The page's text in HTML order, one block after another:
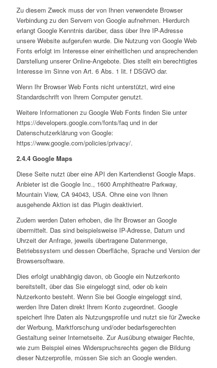
Zu diesem Zweck muss der von Ihnen verwendete Browser
Verbindung zu den Servern von Google aufnehmen. Hierdurch
erlangt Google Kenntnis darüber, dass über Ihre IP-Adresse
unsere Website aufgerufen wurde. Die Nutzung von Google Web
Fonts erfolgt im Interesse einer einheitlichen und ansprechenden
Darstellung unserer Online-Angebote. Dies stellt ein berechtigtes
Interesse im Sinne von Art. 6 Abs. 1 lit. f DSGVO dar.
Wenn Ihr Browser Web Fonts nicht unterstützt, wird eine
Standardschrift von Ihrem Computer genutzt.
Weitere Informationen zu Google Web Fonts finden Sie unter
https://developers.google.com/fonts/faq und in der
Datenschutzerklärung von Google:
https://www.google.com/policies/privacy/.
2.4.4 Google Maps
Diese Seite nutzt über eine API den Kartendienst Google Maps.
Anbieter ist die Google Inc., 1600 Amphitheatre Parkway,
Mountain View, CA 94043, USA. Ohne eine von Ihnen
ausgehende Aktion ist das Plugin deaktiviert.
Zudem werden Daten erhoben, die Ihr Browser an Google
übermittelt. Das sind beispielsweise IP-Adresse, Datum und
Uhrzeit der Anfrage, jeweils übertragene Datenmenge,
Betriebssystem und dessen Oberfläche, Sprache und Version der
Browsersoftware.
Dies erfolgt unabhängig davon, ob Google ein Nutzerkonto
bereitstellt, über das Sie eingeloggt sind, oder ob kein
Nutzerkonto besteht. Wenn Sie bei Google eingeloggt sind,
werden Ihre Daten direkt Ihrem Konto zugeordnet. Google
speichert Ihre Daten als Nutzungsprofile und nutzt sie für Zwecke
der Werbung, Marktforschung und/oder bedarfsgerechten
Gestaltung seiner Internetseite. Zur Ausübung etwaiger Rechte,
wie zum Beispiel eines Widerspruchsrechts gegen die Bildung
dieser Nutzerprofile, müssen Sie sich an Google wenden.